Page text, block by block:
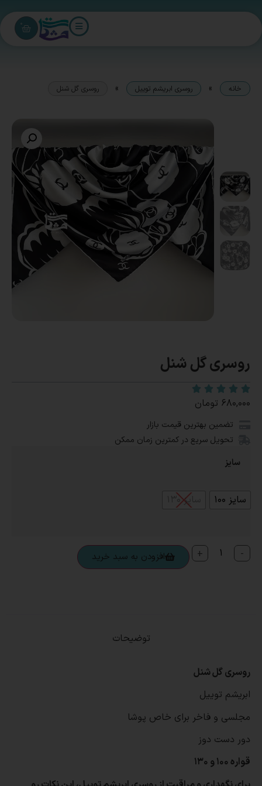
0
خانه » روسری ابریشم توییل » روسری گل شنل
روسری گل شنل
۶۸۰,۰۰۰ تومان
تضمین بهترین قیمت بازار
تحویل سریع در کمترین زمان ممکن
سایز
سایز ۱۰۰ سایز ۱۳۰
-
+ افزودن به سبد خرید
توضیحات
روسری گل شنل
ابریشم توییل
مجلسی و فاخر برای خاص پوشا
دور دست دوز
قواره ۱۰۰ و ۱۳۰